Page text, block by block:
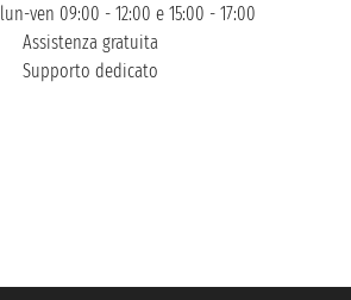
lun-ven 09:00 - 12:00 e 15:00 - 17:00
Assistenza gratuita
Supporto dedicato